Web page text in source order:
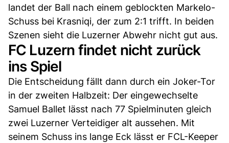
landet der Ball nach einem geblockten Markelo-
Schuss bei Krasniqi, der zum 2:1 trifft. In beiden
Szenen sieht die Luzerner Abwehr nicht gut aus.
FC Luzern findet nicht zurück
ins Spiel
Die Entscheidung fällt dann durch ein Joker-Tor
in der zweiten Halbzeit: Der eingewechselte
Samuel Ballet lässt nach 77 Spielminuten gleich
zwei Luzerner Verteidiger alt aussehen. Mit
seinem Schuss ins lange Eck lässt er FCL-Keeper